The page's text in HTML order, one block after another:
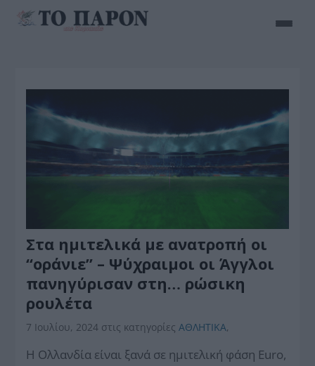
Στα ημιτελικά με ανατροπή οι
“οράνιε” – Ψύχραιμοι οι Άγγλοι
πανηγύρισαν στη… ρώσικη
ρουλέτα
7 Ιουλίου, 2024 στις κατηγορίεςΑΘΛΗΤΙΚΑ,
H Ολλανδία είναι ξανά σε ημιτελική φάση Euro,